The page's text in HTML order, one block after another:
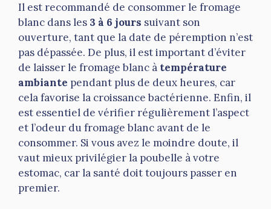
Il est recommandé de consommer le fromage
blanc dans les 3 à 6 jours suivant son
ouverture, tant que la date de péremption n’est
pas dépassée. De plus, il est important d’éviter
de laisser le fromage blanc à température
ambiante pendant plus de deux heures, car
cela favorise la croissance bactérienne. Enfin, il
est essentiel de vérifier régulièrement l’aspect
et l’odeur du fromage blanc avant de le
consommer. Si vous avez le moindre doute, il
vaut mieux privilégier la poubelle à votre
estomac, car la santé doit toujours passer en
premier.